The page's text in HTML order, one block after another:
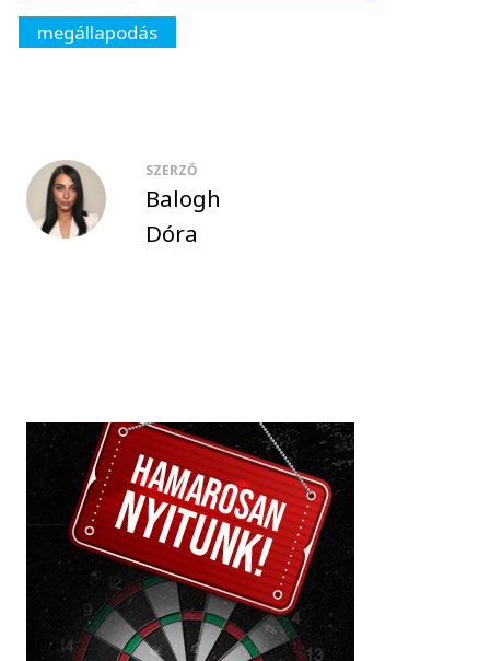
megállapodás
SZERZŐ
Balogh
Dóra